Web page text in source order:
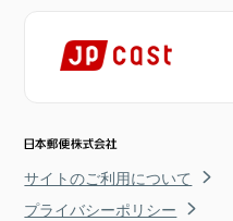
サイトのご利用について
プライバシーポリシー